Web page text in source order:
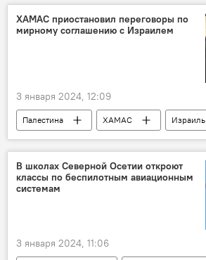
ХАМАС приостановил переговоры по
мирному соглашению с Израилем
3 января 2024, 12:09
Палестина ХАМАС
Израиль
Новости
Конфликт В мире
В школах Северной Осетии откроют
классы по беспилотным авиационным
системам
3 января 2024, 11:06